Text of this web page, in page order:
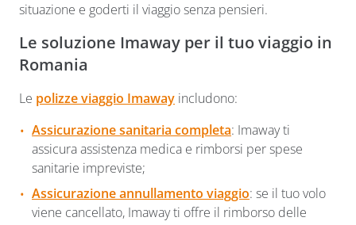
situazione e goderti il viaggio senza pensieri.
Le soluzione Imaway per il tuo viaggio in
Romania
Le polizze viaggio Imaway includono:
Assicurazione sanitaria completa: Imaway ti
assicura assistenza medica e rimborsi per spese
sanitarie impreviste;
Assicurazione annullamento viaggio: se il tuo volo
viene cancellato, Imaway ti offre il rimborso delle